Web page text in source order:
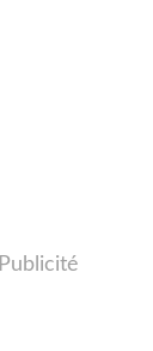
Publicité